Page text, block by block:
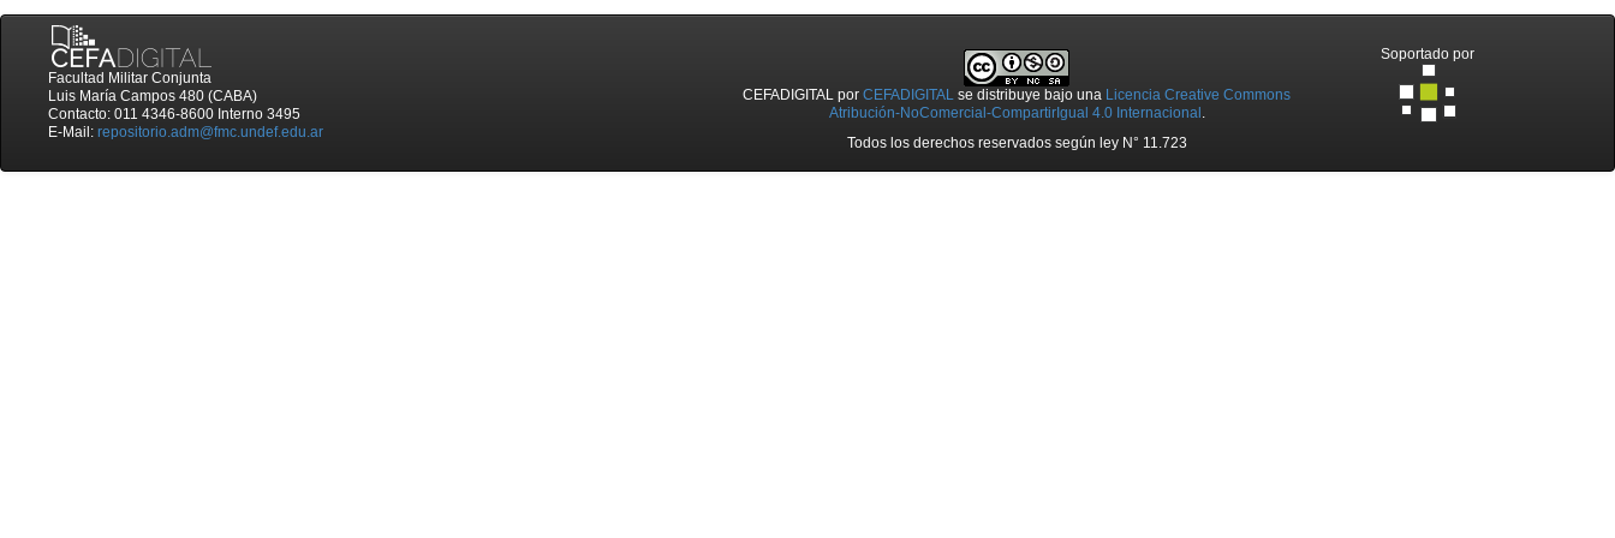
Facultad Militar Conjunta
Luis María Campos 480 (CABA)
Contacto: 011 4346-8600 Interno 3495
E-Mail: repositorio.adm@fmc.undef.edu.ar
CEFADIGITAL porCEFADIGITAL se distribuye bajo una Licencia Creative Commons
Atribución-NoComercial-CompartirIgual 4.0 Internacional .
Todos los derechos reservados según ley N° 11.723
Soportado por